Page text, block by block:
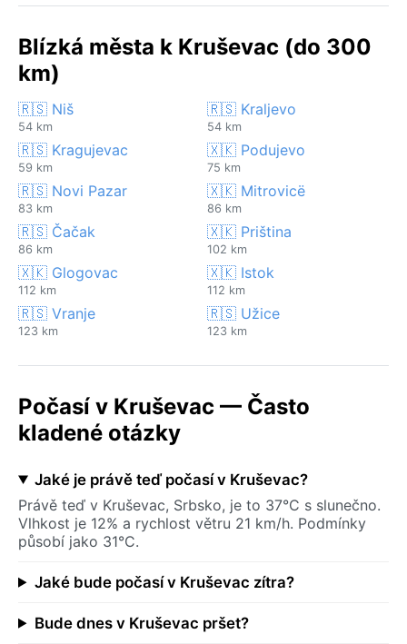
Blízká města k Kruševac (do 300
km)
🇷🇸 Niš
54 km
🇷🇸 Kraljevo
54 km
🇷🇸 Kragujevac
59 km
🇽🇰 Podujevo
75 km
🇷🇸 Novi Pazar
83 km
🇽🇰 Mitrovicë
86 km
🇷🇸 Čačak
86 km
🇽🇰 Priština
102 km
🇽🇰 Glogovac
112 km
🇽🇰 Istok
112 km
🇷🇸 Vranje
123 km
🇷🇸 Užice
123 km
Počasí v Kruševac — Často
kladené otázky
Jaké je právě teď počasí v Kruševac?
Právě teď v Kruševac, Srbsko, je to 37°C s slunečno.
Vlhkost je 12% a rychlost větru 21 km/h. Podmínky
působí jako 31°C.
Jaké bude počasí v Kruševac zítra?
Bude dnes v Kruševac pršet?